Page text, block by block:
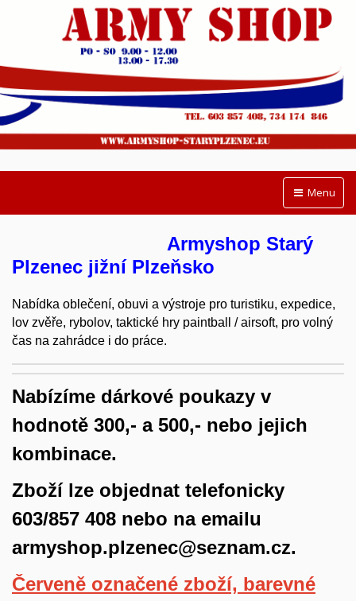
Menu
Armyshop Starý
Plzenec jižní Plzeňsko
Nabídka oblečení, obuvi a výstroje pro turistiku, expedice,
lov zvěře, rybolov, taktické hry paintball / airsoft, pro volný
čas na zahrádce i do práce.
Nabízíme dárkové poukazy v
hodnotě 300,- a 500,- nebo jejich
kombinace.
Zboží lze objednat telefonicky
603/857 408 nebo na emailu
armyshop.plzenec@seznam.cz.
Červeně označené zboží, barevné